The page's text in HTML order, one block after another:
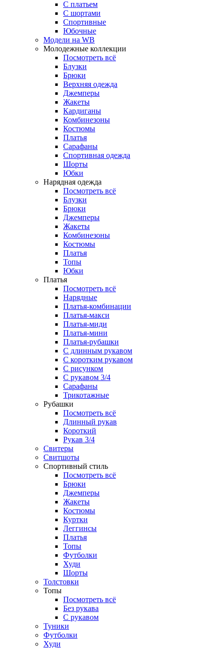
С платьем
С шортами
Спортивные
Юбочные
Модели на WB
Молодежные коллекции
Посмотреть всё
Блузки
Брюки
Верхняя одежда
Джемперы
Жакеты
Кардиганы
Комбинезоны
Костюмы
Платья
Сарафаны
Спортивная одежда
Шорты
Юбки
Нарядная одежда
Посмотреть всё
Блузки
Брюки
Джемперы
Жакеты
Комбинезоны
Костюмы
Платья
Топы
Юбки
Платья
Посмотреть всё
Нарядные
Платья-комбинации
Платья-макси
Платья-миди
Платья-мини
Платья-рубашки
С длинным рукавом
С коротким рукавом
С рисунком
С рукавом 3/4
Сарафаны
Трикотажные
Рубашки
Посмотреть всё
Длинный рукав
Короткий
Рукав 3/4
Свитеры
Свитшоты
Спортивный стиль
Посмотреть всё
Брюки
Джемперы
Жакеты
Костюмы
Куртки
Леггинсы
Платья
Топы
Футболки
Худи
Шорты
Толстовки
Топы
Посмотреть всё
Без рукава
С рукавом
Туники
Футболки
Худи